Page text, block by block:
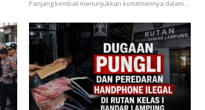
Panjang kembali menunjukkan komitmennya dalam…